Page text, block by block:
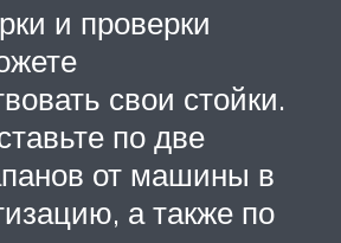
и проверки
свои стойки.
по две
от машины в
а также по